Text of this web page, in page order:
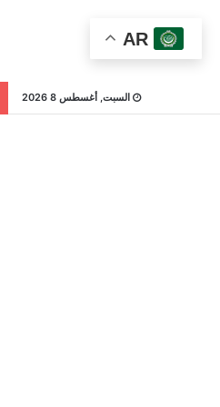
السبت, أغسطس 8 2026
AR